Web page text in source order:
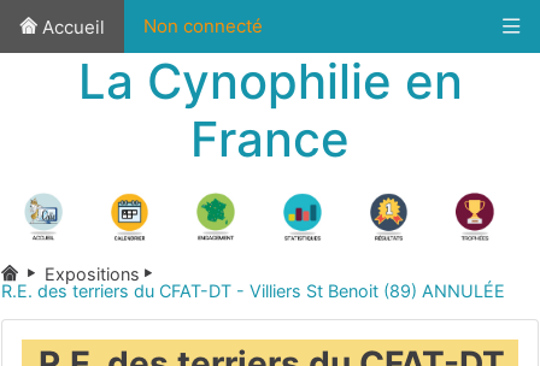
Accueil Non connecté
La Cynophilie en
France
Expositions
R.E. des terriers du CFAT-DT - Villiers St Benoit (89) ANNULÉE